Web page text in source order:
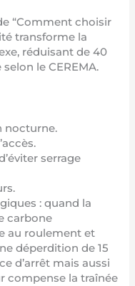
“Comment choisir
transforme la
réduisant de 40
le CEREMA.
nocturne.
serrage
: quand la
carbone
au roulement et
déperdition de 15
d’arrêt mais aussi
compense la traînée